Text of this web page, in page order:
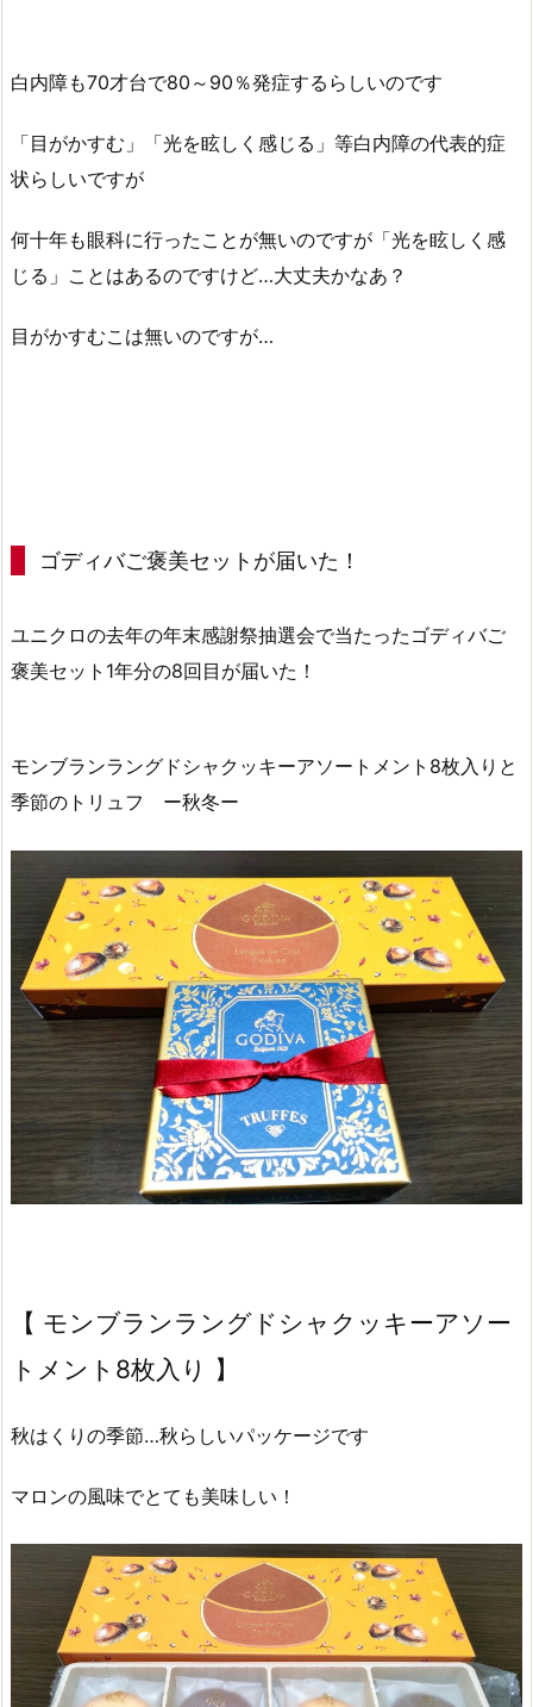
白内障も70才台で80～90％発症するらしいのです
「目がかすむ」「光を眩しく感じる」等白内障の代表的症
状らしいですが
何十年も眼科に行ったことが無いのですが「光を眩しく感
じる」ことはあるのですけど…大丈夫かなあ？
目がかすむこは無いのですが…
ゴディバご褒美セットが届いた！
ユニクロの去年の年末感謝祭抽選会で当たったゴディバご
褒美セット1年分の8回目が届いた！
モンブランラングドシャクッキーアソートメント8枚入りと
季節のトリュフ ー秋冬ー
【 モンブランラングドシャクッキーアソー
トメント8枚入り 】
秋はくりの季節…秋らしいパッケージです
マロンの風味でとても美味しい！